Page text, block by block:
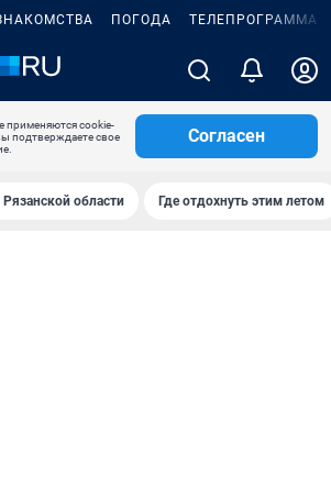
ПОГОДА ТЕЛЕПРОГРАММА
применяются cookie-
подтверждаете свое
Согласен
области Где отдохнуть этим летом